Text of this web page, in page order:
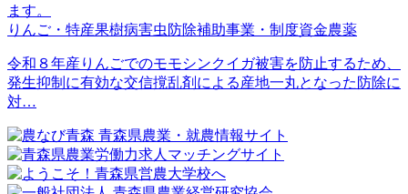
ます。
りんご・特産果樹病害虫防除補助事業・制度資金農薬
令和８年産りんごでのモモシンクイガ被害を防止するため、
発生抑制に有効な交信撹乱剤による産地一丸となった防除に
対…